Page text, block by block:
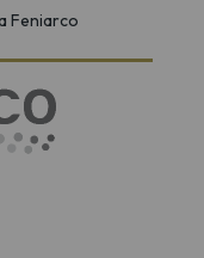
Feniarco